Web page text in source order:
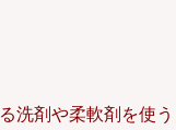
洗剤や柔軟剤を使